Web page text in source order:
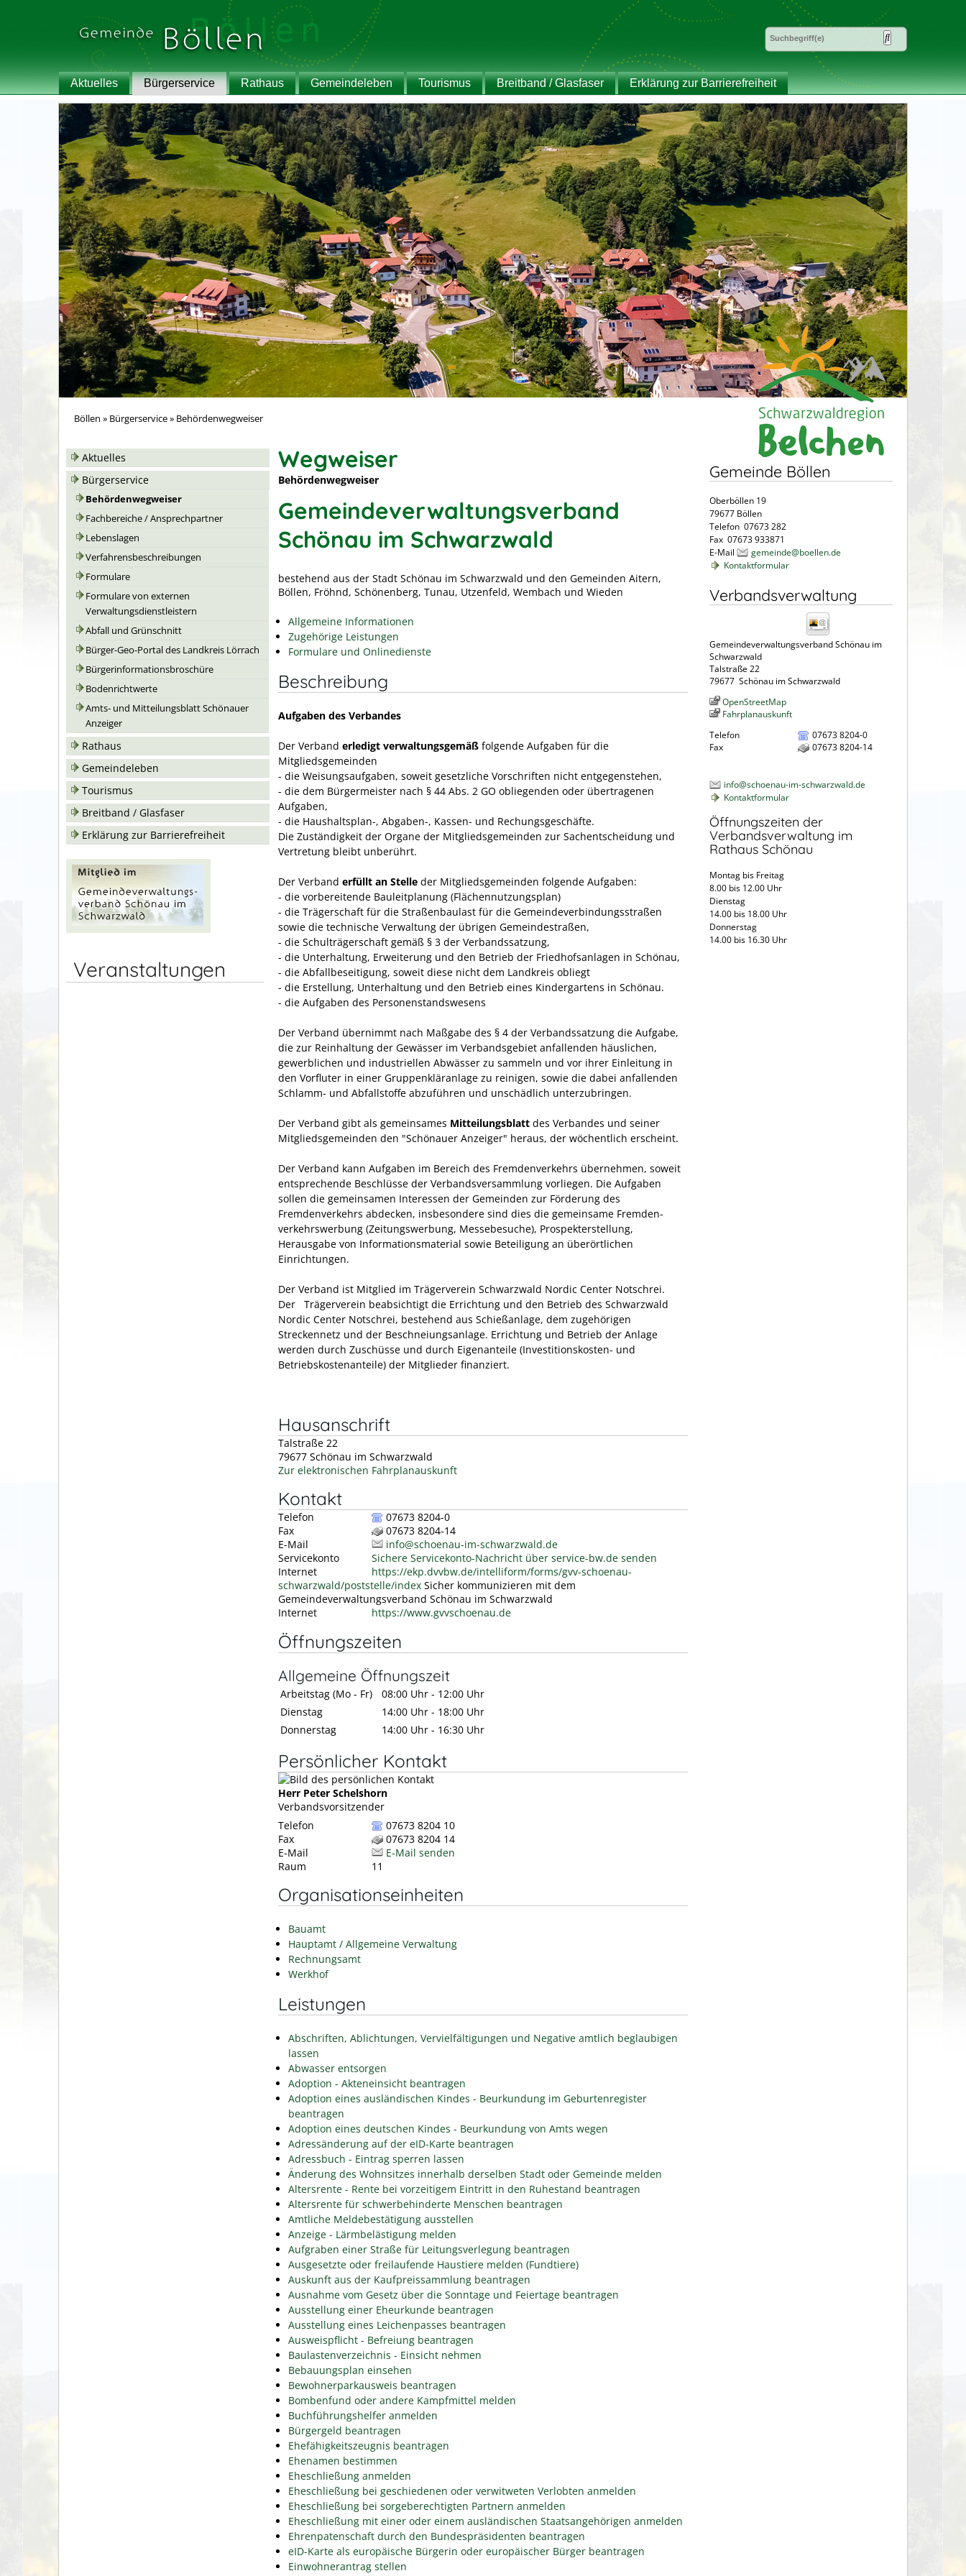
Aktuelles Bürgerservice Rathaus Gemeindeleben Tourismus Breitband / Glasfaser Erklärung zur Barrierefreiheit
Böllen » Bürgerservice» Behördenwegweiser
Aktuelles
Bürgerservice
Behördenwegweiser
Fachbereiche / Ansprechpartner
Lebenslagen
Verfahrensbeschreibungen
Formulare
Formulare von externen
Verwaltungsdienstleistern
Abfall und Grünschnitt
Bürger-Geo-Portal des Landkreis Lörrach
Bürgerinformationsbroschüre
Bodenrichtwerte
Amts- und Mitteilungsblatt Schönauer
Anzeiger
Rathaus
Gemeindeleben
Tourismus
Breitband / Glasfaser
Erklärung zur Barrierefreiheit
Veranstaltungen
Wegweiser
Behördenwegweiser
Gemeindeverwaltungsverband
Schönau im Schwarzwald
bestehend aus der Stadt Schönau im Schwarzwald und den Gemeinden Aitern,
Böllen, Fröhnd, Schönenberg, Tunau, Utzenfeld, Wembach und Wieden
Allgemeine Informationen
Zugehörige Leistungen
Formulare und Onlinedienste
Beschreibung
Aufgaben des Verbandes
Der Verband erledigt verwaltungsgemäß folgende Aufgaben für die
Mitgliedsgemeinden
- die Weisungsaufgaben, soweit gesetzliche Vorschriften nicht entgegenstehen,
- die dem Bürgermeister nach § 44 Abs. 2 GO obliegenden oder übertragenen
Aufgaben,
- die Haushaltsplan-, Abgaben-, Kassen- und Rechungs­geschäfte.
Die Zuständigkeit der Organe der Mitgliedsgemeinden zur Sachent­scheidung und
Vertretung bleibt unberührt.
Der Verband erfüllt an Stelle der Mitgliedsgemeinden folgende Aufgaben:
- die vorbereitende Bauleitplanung (Flächennutzungsplan)
- die Trägerschaft für die Straßenbaulast für die Gemeindeverbindungsstraßen
sowie die technische Verwaltung der übrigen Gemeindestraßen,
- die Schulträgerschaft gemäß § 3 der Verbandssatzung,
- die Unterhaltung, Erweiterung und den Betrieb der Friedhofsanlagen in Schönau,
- die Abfallbeseitigung, soweit diese nicht dem Land­kreis obliegt
- die Erstellung, Unterhaltung und den Betrieb eines Kindergartens in Schönau.
- die Aufgaben des Personenstandswesens
Der Verband übernimmt nach Maßgabe des § 4 der Verbandssatzung die Aufgabe,
die zur Reinhaltung der Gewässer im Verbandsgebiet anfallenden häuslichen,
gewerblichen und industriellen Abwässer zu sammeln und vor ihrer Einleitung in
den Vorfluter in einer Gruppenkläranlage zu reinigen, sowie die dabei anfallenden
Schlamm- und Abfallstoffe abzuführen und unschädlich unterzubringen.
Der Verband gibt als gemeinsames Mitteilungsblatt des Verbandes und seiner
Mitgliedsgemeinden den "Schönauer Anzeiger" heraus, der wöchentlich erscheint.
Der Verband kann Aufgaben im Bereich des Fremdenverkehrs übernehmen, soweit
entsprechende Beschlüsse der Verbands­versammlung vorliegen. Die Aufgaben
sollen die gemeinsamen Interessen der Gemeinden zur Förderung des
Fremdenverkehrs abdecken, insbesondere sind dies die gemeinsame Fremden­
verkehrswerbung (Zeitungswerbung, Messebesuche), Prospekter­stellung,
Herausgabe von Informationsmaterial sowie Betei­ligung an überörtlichen
Einrichtungen.
Der Verband ist Mitglied im Trägerverein Schwarzwald Nordic Center Notschrei.
Der Trägerverein beabsichtigt die Errichtung und den Betrieb des Schwarzwald
Nordic Center Notschrei, bestehend aus Schießanlage, dem zugehörigen
Streckennetz und der Beschneiungsanlage. Errichtung und Betrieb der Anlage
werden durch Zuschüsse und durch Eigenanteile (Investitionskosten- und
Betriebskostenanteile) der Mitglieder finanziert.
Hausanschrift
Talstraße 22
79677 Schönau im Schwarzwald
Zur elektronischen Fahrplanauskunft
Kontakt
Telefon
07673 8204-0
Fax
07673 8204-14
E-Mail
info@schoenau-im-schwarzwald.de
Servicekonto
Sichere Servicekonto-Nachricht über service-bw.de senden
Internet
https://ekp.dvvbw.de/intelliform/forms/gvv-schoenau-
schwarzwald/poststelle/index Sicher kommunizieren mit dem
Gemeindeverwaltungsverband Schönau im Schwarzwald
Internet
https://www.gvvschoenau.de
Öffnungszeiten
Allgemeine Öffnungszeit
Arbeitstag (Mo - Fr) 08:00 Uhr - 12:00 Uhr
Dienstag
14:00 Uhr - 18:00 Uhr
Donnerstag
14:00 Uhr - 16:30 Uhr
Persönlicher Kontakt
Herr Peter Schelshorn
Verbandsvorsitzender
Telefon
07673 8204 10
Fax
07673 8204 14
E-Mail
E-Mail senden
Raum
11
Organisationseinheiten
Bauamt
Hauptamt / Allgemeine Verwaltung
Rechnungsamt
Werkhof
Leistungen
Abschriften, Ablichtungen, Vervielfältigungen und Negative amtlich beglaubigen
lassen
Abwasser entsorgen
Adoption - Akteneinsicht beantragen
Adoption eines ausländischen Kindes - Beurkundung im Geburtenregister
beantragen
Adoption eines deutschen Kindes - Beurkundung von Amts wegen
Adressänderung auf der eID-Karte beantragen
Adressbuch - Eintrag sperren lassen
Änderung des Wohnsitzes innerhalb derselben Stadt oder Gemeinde melden
Altersrente - Rente bei vorzeitigem Eintritt in den Ruhestand beantragen
Altersrente für schwerbehinderte Menschen beantragen
Amtliche Meldebestätigung ausstellen
Anzeige - Lärmbelästigung melden
Aufgraben einer Straße für Leitungsverlegung beantragen
Ausgesetzte oder freilaufende Haustiere melden (Fundtiere)
Auskunft aus der Kaufpreissammlung beantragen
Ausnahme vom Gesetz über die Sonntage und Feiertage beantragen
Ausstellung einer Eheurkunde beantragen
Ausstellung eines Leichenpasses beantragen
Ausweispflicht - Befreiung beantragen
Baulastenverzeichnis - Einsicht nehmen
Bebauungsplan einsehen
Bewohnerparkausweis beantragen
Bombenfund oder andere Kampfmittel melden
Buchführungshelfer anmelden
Bürgergeld beantragen
Ehefähigkeitszeugnis beantragen
Ehenamen bestimmen
Eheschließung anmelden
Eheschließung bei geschiedenen oder verwitweten Verlobten anmelden
Eheschließung bei sorgeberechtigten Partnern anmelden
Eheschließung mit einer oder einem ausländischen Staatsangehörigen anmelden
Ehrenpatenschaft durch den Bundespräsidenten beantragen
eID-Karte als europäische Bürgerin oder europäischer Bürger beantragen
Einwohnerantrag stellen
Gemeinde Böllen
Oberböllen 19
79677 Böllen
Telefon 07673 282
Fax 07673 933871
E-Mail
gemeinde@boellen.de
Kontaktformular
Verbandsverwaltung
Gemeindeverwaltungsverband Schönau im
Schwarzwald
Talstraße 22
79677 Schönau im Schwarzwald
OpenStreetMap
Fahrplanauskunft
Telefon
07673 8204-0
Fax
07673 8204-14
info@schoenau-im-schwarzwald.de
Kontaktformular
Öffnungszeiten der
Verbandsverwaltung im
Rathaus Schönau
Montag bis Freitag
8.00 bis 12.00 Uhr
Dienstag
14.00 bis 18.00 Uhr
Donnerstag
14.00 bis 16.30 Uhr